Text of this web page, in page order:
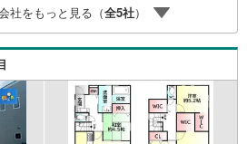
備！お子様連れのご家族様で是非お越し
間:10:00～18:00（定休日火・水曜日※店
）現地のご案内も可能ですので、どうぞ
せください！
社をもっと見る（全5社）